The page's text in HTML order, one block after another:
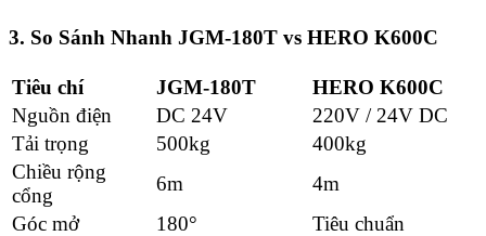
3. So Sánh Nhanh JGM-180T vs HERO K600C
Tiêu chí JGM-180T
HERO K600C
Nguồn điện
DC 24V
220V / 24V DC
Tải trọng
500kg
400kg
Chiều rộng
cổng
6m
4m
Góc mở
180°
Tiêu chuẩn